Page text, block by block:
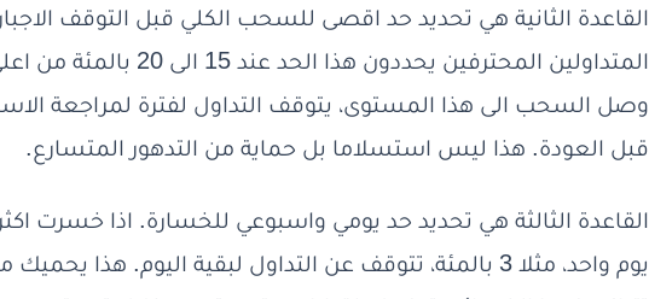
القاعدة الثانية هي تحديد حد اقصى للسحب الكلي قبل التوقف
المتداولين المحترفين يحددون
وصل السحب الى هذا المستوى، يتوقف التداول لفترة لمراجعة
قبل العودة. هذا ليس استسلاما بل حماية من التدهور المتسارع.
القاعدة الثالثة هي تحديد حد يومي واسبوعي للخسارة. اذا خسرت
يوم واحد، مثلا 3 بالمئة، تتوقف عن التداول لبقية اليوم. هذا